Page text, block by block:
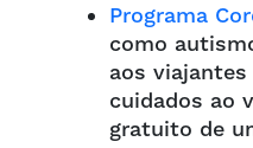
Programa
como
aos
cuidados ao
gratuito de